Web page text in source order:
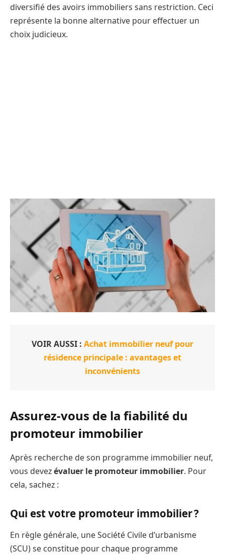
diversifié des avoirs immobiliers sans restriction. Ceci
représente la bonne alternative pour effectuer un
choix judicieux.
VOIR AUSSI : Achat immobilier neuf pour
résidence principale : avantages et
inconvénients
Assurez-vous de la fiabilité du
promoteur immobilier
Après recherche de son programme immobilier neuf,
vous devezévaluer le promoteur immobilier. Pour
cela, sachez :
Qui est votre promoteur immobilier ?
En règle générale, une Société Civile d’urbanisme
(SCU) se constitue pour chaque programme